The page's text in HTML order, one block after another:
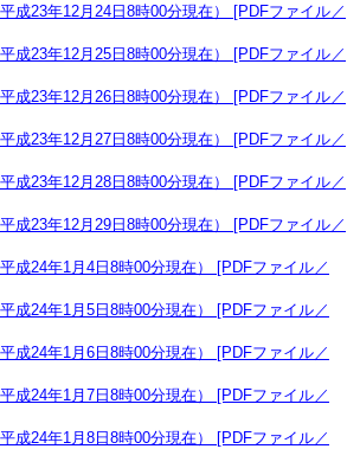
成23年12月24日8時00分現在） [PDFファイル／
成23年12月25日8時00分現在） [PDFファイル／
成23年12月26日8時00分現在） [PDFファイル／
成23年12月27日8時00分現在） [PDFファイル／
成23年12月28日8時00分現在） [PDFファイル／
成23年12月29日8時00分現在） [PDFファイル／
成24年1月4日8時00分現在） [PDFファイル／
成24年1月5日8時00分現在） [PDFファイル／
成24年1月6日8時00分現在） [PDFファイル／
成24年1月7日8時00分現在） [PDFファイル／
成24年1月8日8時00分現在） [PDFファイル／